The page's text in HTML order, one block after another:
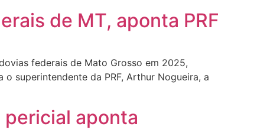
de MT, aponta PRF
federais de Mato Grosso em 2025,
superintendente da PRF, Arthur Nogueira, a
pericial aponta